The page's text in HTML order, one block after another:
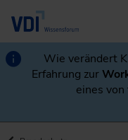
Wie verändert
Erfahrung zur
eines